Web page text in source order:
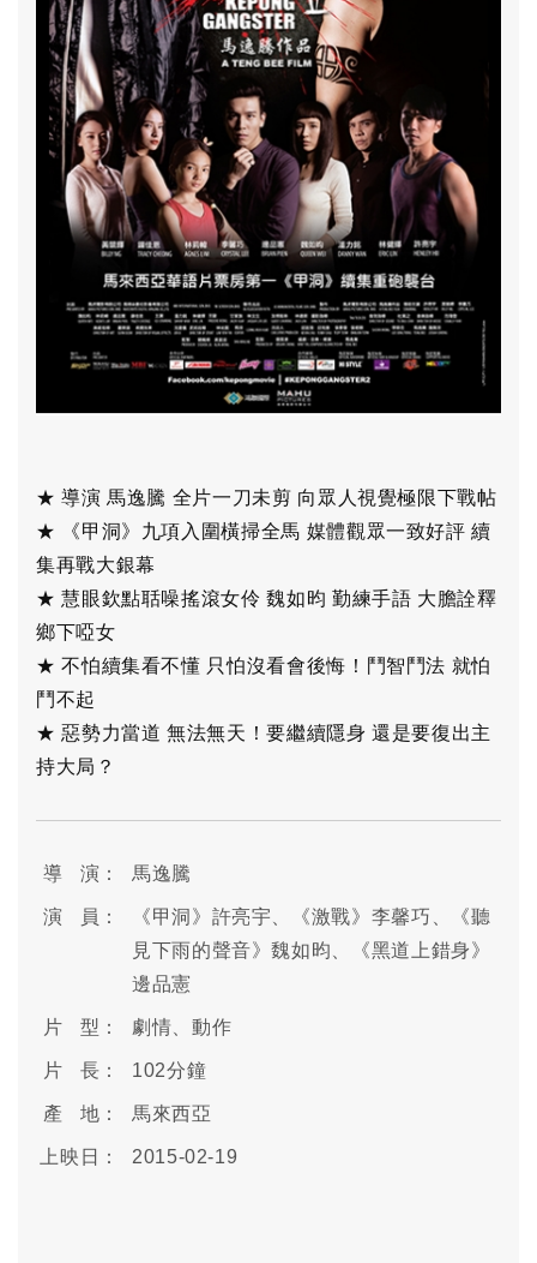
★ 導演 馬逸騰 全片一刀未剪 向眾人視覺極限下戰帖
★ 《甲洞》九項入圍橫掃全馬 媒體觀眾一致好評 續
集再戰大銀幕
★ 慧眼欽點聒噪搖滾女伶 魏如昀 勤練手語 大膽詮釋
鄉下啞女
★ 不怕續集看不懂 只怕沒看會後悔！鬥智鬥法 就怕
鬥不起
★ 惡勢力當道 無法無天！要繼續隱身 還是要復出主
持大局？
導 演： 馬逸騰
演 員：
《甲洞》許亮宇、《激戰》李馨巧、《聽
見下雨的聲音》魏如昀、《黑道上錯身》
邊品憲
片 型： 劇情、動作
片 長： 102分鐘
產 地： 馬來西亞
上映日： 2015-02-19